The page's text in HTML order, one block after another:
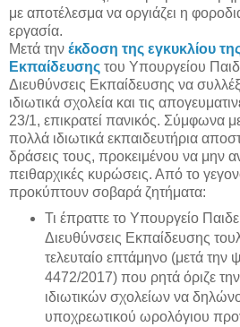
με αποτέλεσμα να οργιάζει η
εργασία.
Μετά την έκδοση της εγκυκλίου
Εκπαίδευσης του Υπουργείου
Διευθύνσεις Εκπαίδευσης να
ιδιωτικά σχολεία και τις
23/1, επικρατεί πανικός. Σύμφωνα
πολλά ιδιωτικά εκπαιδευτήρια
δράσεις τους, προκειμένου να μην
πειθαρχικές κυρώσεις. Από το
προκύπτουν σοβαρά ζητήματα:
Τι έπραττε το Υπουργείο
Διευθύνσεις Εκπαίδευσης
τελευταίο επτάμηνο (μετά την
4472/2017) που ρητά όριζε
ιδιωτικών σχολείων να
υποχρεωτικού ωρολόγιου